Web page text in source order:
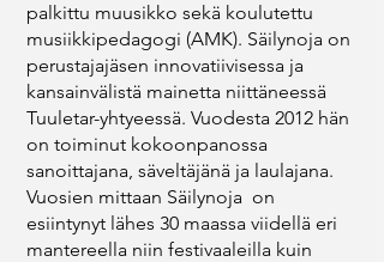
palkittu muusikko sekä koulutettu
musiikkipedagogi (AMK). Säilynoja on
perustajajäsen innovatiivisessa ja
kansainvälistä mainetta niittäneessä
Tuuletar-­yhtyeessä. Vuodesta 2012 hän
on toiminut kokoonpanossa
sanoittajana, säveltäjänä ja laulajana.
Vuosien mittaan Säilynoja on
esiintynyt lähes 30 maassa viidellä eri
mantereella niin festivaaleilla kuin